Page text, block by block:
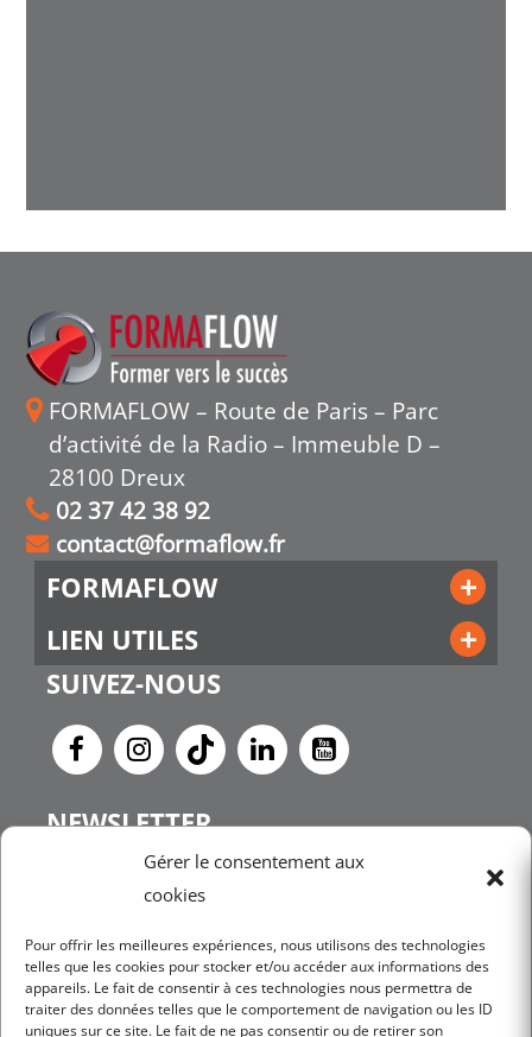
Gérer le consentement aux
cookies
Pour offrir les meilleures expériences, nous utilisons des technologies
telles que les cookies pour stocker et/ou accéder aux informations des
appareils. Le fait de consentir à ces technologies nous permettra de
traiter des données telles que le comportement de navigation ou les ID
uniques sur ce site. Le fait de ne pas consentir ou de retirer son
FORMAFLOW – Route de Paris – Parc
d’activité de la Radio – Immeuble D –
28100 Dreux
02 37 42 38 92
contact@formaflow.fr
FORMAFLOW
LIEN UTILES
SUIVEZ-NOUS
NEWSLETTER